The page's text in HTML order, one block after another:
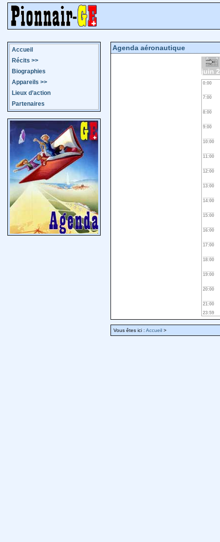
Accueil
Récits >>
Biographies
Appareils >>
Lieux d’action
Partenaires
Agenda aéronautique
juin
0:00
7:00
8:00
9:00
10:00
11:00
12:00
13:00
14:00
15:00
16:00
17:00
18:00
19:00
20:00
21:00
23:59
Vous êtes ici : Accueil >